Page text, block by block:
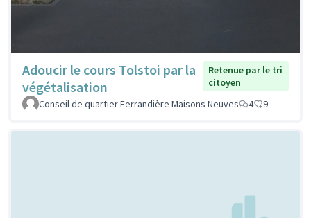
Adoucir le cours Tolstoi par la
végétalisation
Retenue par le tri
citoyen
Conseil de quartier Ferrandière Maisons Neuves
4 9